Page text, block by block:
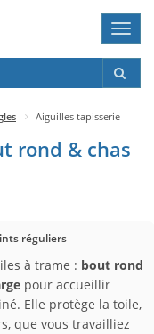
Aiguilles tapisserie
rond & chas
réguliers
à trame : bout rond
pour accueillir
Elle protège la toile,
que vous travailliez